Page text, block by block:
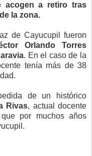
acogen a retiro tras
la zona.
de Cayucupil fueron
Orlando Torres
. En el caso de la
tenía más de 38
de un histórico
Rivas, actual docente
por muchos años